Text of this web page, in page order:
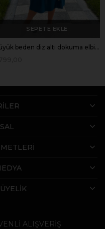
SEPETE EKLE
Büyük beden diz altı dokuma elbise -bge125
ALIŞVERİŞ